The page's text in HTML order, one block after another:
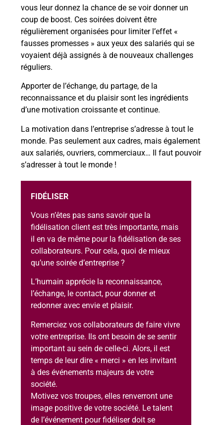
vous leur donnez la chance de se voir donner un
coup de boost. Ces soirées doivent être
régulièrement organisées pour limiter l’effet «
fausses promesses » aux yeux des salariés qui se
voyaient déjà assignés à de nouveaux challenges
réguliers.
Apporter de l’échange, du partage, de la
reconnaissance et du plaisir sont les ingrédients
d’une motivation croissante et continue.
La motivation dans l’entreprise s’adresse à tout le
monde. Pas seulement aux cadres, mais également
aux salariés, ouvriers, commerciaux… Il faut pouvoir
s’adresser à tout le monde !
FIDÉLISER
Vous n’êtes pas sans savoir que la
fidélisation client est très importante, mais
il en va de même pour la fidélisation de ses
collaborateurs. Pour cela, quoi de mieux
qu’une soirée d’entreprise ?
L’humain apprécie la reconnaissance,
l’échange, le contact, pour donner et
redonner avec envie et plaisir.
Remerciez vos collaborateurs de faire vivre
votre entreprise. Ils ont besoin de se sentir
important au sein de celle-ci. Alors, il est
temps de leur dire « merci » en les invitant
à des événements majeurs de votre
société.
Motivez vos troupes, elles renverront une
image positive de votre société. Le talent
de l’événement pour fidéliser doit se